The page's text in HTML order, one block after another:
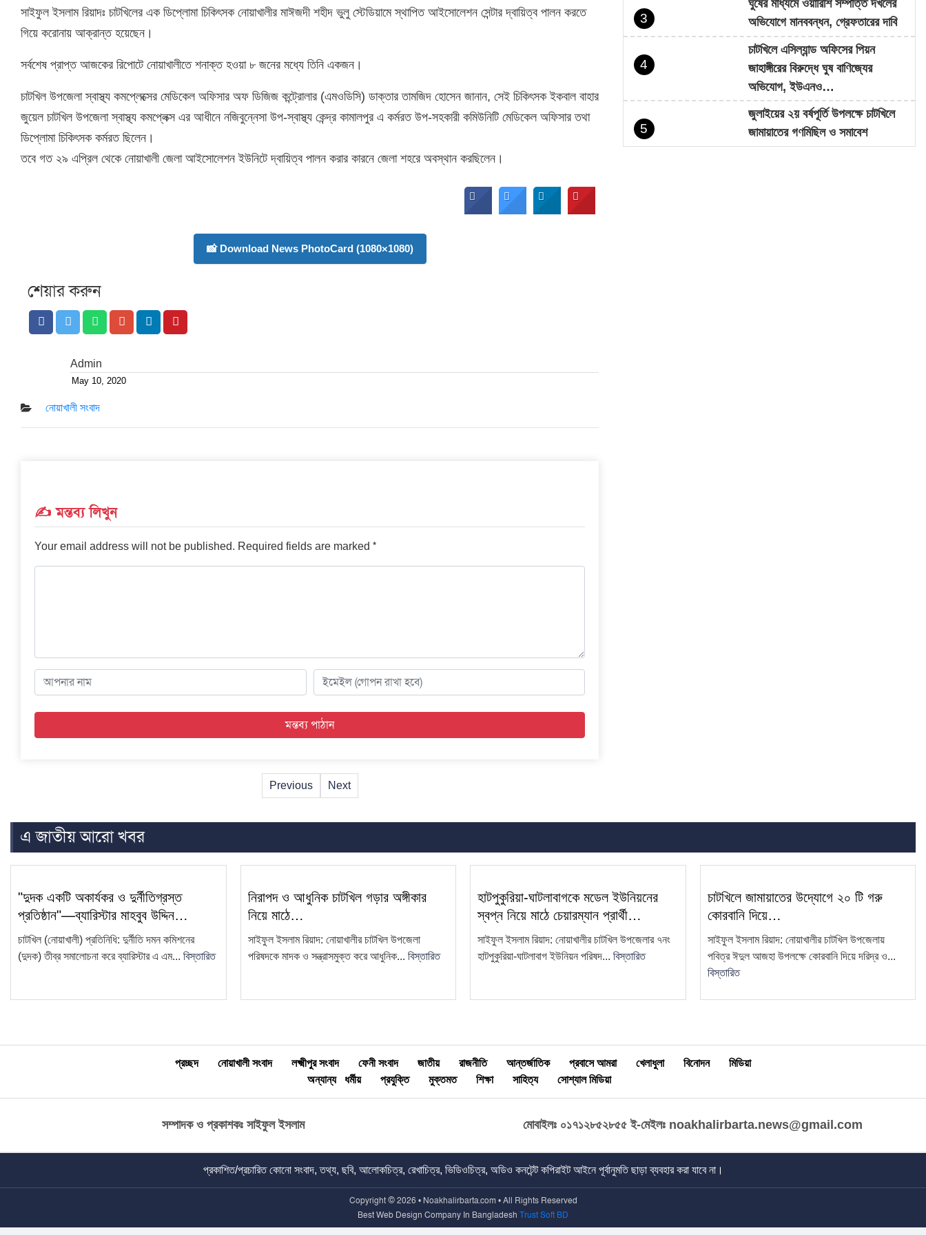
সাইফুল ইসলাম রিয়াদঃ চাটখিলের এক ডিপ্লোমা চিকিৎসক নোয়াখালীর মাঈজদী শহীদ ভুলু স্টেডিয়ামে স্থাপিত আইসোলেশন সেন্টার দ্বায়িত্ব পালন করতে
গিয়ে করোনায় আক্রান্ত হয়েছেন।
সর্বশেষ প্রাপ্ত আজকের রিপোটে নোয়াখালীতে শনাক্ত হওয়া ৮ জনের মধ্যে তিনি একজন।
চাটখিল উপজেলা স্বাস্থ্য কমপ্লেক্সের মেডিকেল অফিসার অফ ডিজিজ কন্ট্রোলার (এমওডিসি) ডাক্তার তামজিদ হোসেন জানান, সেই চিকিৎসক ইকবাল বাহার
জুয়েল চাটখিল উপজেলা স্বাস্থ্য কমপ্লেক্স এর আধীনে নজিবুন্নেসা উপ-স্বাস্থ্য কেন্দ্র কামালপুর এ কর্মরত উপ-সহকারী কমিউনিটি মেডিকেল অফিসার তথা
ডিপ্লোমা চিকিৎসক কর্মরত ছিলেন।
তবে গত ২৯ এপ্রিল থেকে নোয়াখালী জেলা আইসোলেশন ইউনিটে দ্বায়িত্ব পালন করার কারনে জেলা শহরে অবস্থান করছিলেন।
📸 Download News PhotoCard (1080×1080)
শেয়ার করুন
Admin
Posted
on
May 10, 2020
নোয়াখালী সংবাদ
✍️ মন্তব্য লিখুন
Your email address will not be published. Required fields are marked *
Previous Next
3
ঘুষের মাধ্যমে ওয়ারিশি সম্পত্তি দখলের
অভিযোগে মানববন্ধন, গ্রেফতারের দাবি
4
চাটখিলে এসিল্যান্ড অফিসের পিয়ন
জাহাঙ্গীরের বিরুদ্ধে ঘুষ বাণিজ্যের
অভিযোগ, ইউএনও…
5
জুলাইয়ের ২য় বর্ষপূর্তি উপলক্ষে চাটখিলে
জামায়াতের গণমিছিল ও সমাবেশ
এ জাতীয় আরো খবর
"দুদক একটি অকার্যকর ও দুর্নীতিগ্রস্ত
প্রতিষ্ঠান"—ব্যারিস্টার মাহবুব উদ্দিন…
চাটখিল (নোয়াখালী) প্রতিনিধি: দুর্নীতি দমন কমিশনের
(দুদক) তীব্র সমালোচনা করে ব্যারিস্টার এ এম... বিস্তারিত
নিরাপদ ও আধুনিক চাটখিল গড়ার অঙ্গীকার
নিয়ে মাঠে…
সাইফুল ইসলাম রিয়াদ: নোয়াখালীর চাটখিল উপজেলা
পরিষদকে মাদক ও সন্ত্রাসমুক্ত করে আধুনিক... বিস্তারিত
হাটপুকুরিয়া-ঘাটলাবাগকে মডেল ইউনিয়নের
স্বপ্ন নিয়ে মাঠে চেয়ারম্যান প্রার্থী…
সাইফুল ইসলাম রিয়াদ: নোয়াখালীর চাটখিল উপজেলার ৭নং
হাটপুকুরিয়া-ঘাটলাবাগ ইউনিয়ন পরিষদ... বিস্তারিত
চাটখিলে জামায়াতের উদ্যোগে ২০ টি গরু
কোরবানি দিয়ে…
সাইফুল ইসলাম রিয়াদ: নোয়াখালীর চাটখিল উপজেলায়
পবিত্র ঈদুল আজহা উপলক্ষে কোরবানি দিয়ে দরিদ্র ও...
বিস্তারিত
প্রচ্ছদ নোয়াখালী সংবাদ লক্ষ্মীপুর সংবাদ ফেনী সংবাদ জাতীয় রাজনীতি আন্তর্জাতিক প্রবাসে আমরা খেলাধুলা বিনোদন
মিডিয়া
অন্যান্য
ধর্মীয় প্রযুক্তি মুক্তমত শিক্ষা সাহিত্য সোশ্যাল মিডিয়া
সম্পাদক ও প্রকাশকঃ সাইফুল ইসলাম মোবাইলঃ ০১৭১২৮৫২৮৫৫ ই-মেইলঃ noakhalirbarta.news@gmail.com
প্রকাশিত/প্রচারিত কোনো সংবাদ, তথ্য, ছবি, আলোকচিত্র, রেখাচিত্র, ভিডিওচিত্র, অডিও কনটেন্ট কপিরাইট আইনে পূর্বানুমতি ছাড়া ব্যবহার করা যাবে না।
Copyright © 2026 • Noakhalirbarta.com • All Rights Reserved
Best Web Design Company In Bangladesh Trust Soft BD